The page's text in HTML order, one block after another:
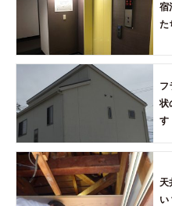
宿
た
フ
状
す
天
い